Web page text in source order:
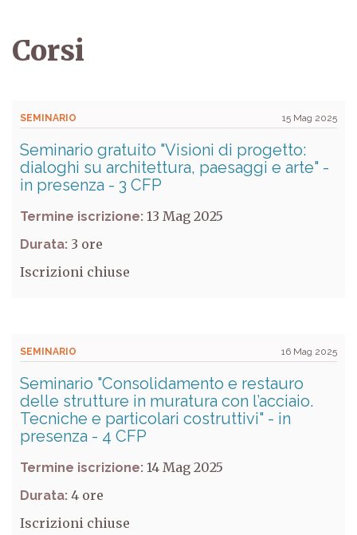
Corsi
SEMINARIO 15 Mag 2025
Seminario gratuito "Visioni di progetto:
dialoghi su architettura, paesaggi e arte" -
in presenza - 3 CFP
Termine iscrizione: 13 Mag 2025
Durata: 3
Iscrizioni chiuse
SEMINARIO 16 Mag 2025
Seminario "Consolidamento e restauro
delle strutture in muratura con l’acciaio.
Tecniche e particolari costruttivi" - in
presenza - 4 CFP
Termine iscrizione: 14 Mag 2025
Durata: 4
Iscrizioni chiuse